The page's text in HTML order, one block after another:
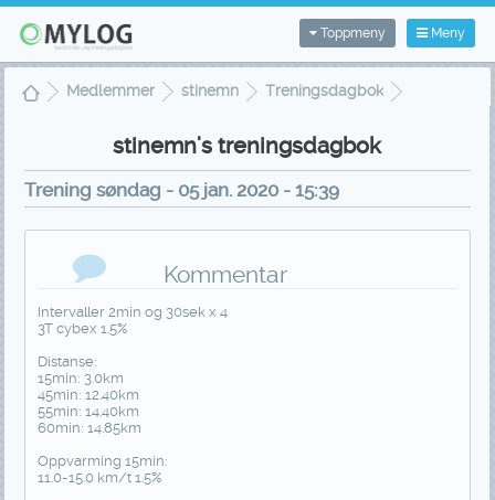
Meny
Toppmeny
Medlemmer stinemn
Treningsdagbok
stinemn's treningsdagbok
Trening søndag - 05 jan. 2020 - 15:39
Kommentar
Intervaller 2min og 30sek x 4
3T cybex 1.5%
Distanse:
15min: 3.0km
45min: 12.40km
55min: 14.40km
60min: 14.85km
Oppvarming 15min:
11.0-15.0 km/t 1.5%